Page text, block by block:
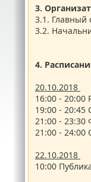
3.
3.1. Главный
3.2.
4.
20.10.2018
16:00 - 20:00
19:00 - 20:45
21:00 - 23:30
21:00 - 24:00
22.10.2018
10:00